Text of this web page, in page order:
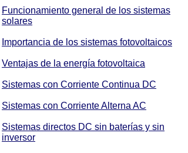
Funcionamiento general de los sistemas
solares
Importancia de los sistemas fotovoltaicos
Ventajas de la energía fotovoltaica
Sistemas con Corriente Continua DC
Sistemas con Corriente Alterna AC
Sistemas directos DC sin baterías y sin
inversor